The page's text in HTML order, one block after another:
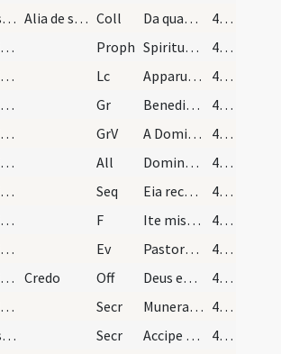
Dec/25/Anastasia/M2/Mass Propers
Alia de sancta Anastasia sub una conclusione. Coll Da quaesumus omnipotens Deus ut qui beatae Anastasiae martyris
43 (12r)
Dec/25/Nativitas/M2/Mass Propers
Proph Spiritus Domini super me
43 (12r)
Dec/25/Nativitas/M2/Mass Propers
Lc Apparuit benignitas et humanitas Salvatoris nostri Dei
44 (12v)
Dec/25/Nativitas/M2/Mass Propers
Gr Benedictus qui venit in nomine Domini
44 (12v)
Dec/25/Nativitas/M2/Mass Propers
GrV A Domino factum est istud
44 (12v)
Dec/25/Nativitas/M2/Mass Propers
All Dominus regnavit decorem induit
44 (12v)
Dec/25/Nativitas/M2/Mass Propers
Seq Eia recolamus
44 (12v)
Dec/25/Nativitas/Christmas Eve
F Ite missa est
45 (13r)
Dec/25/Nativitas/M2/Mass Propers
Ev Pastores loquebantur ad invicem
45 (13r)
Dec/25/Nativitas/M2/Mass Propers
Credo Off Deus enim firmavit orbem terrae
45 (13r)
Dec/25/Nativitas/M2/Mass Propers
Secr Munera nostra quaesumus Domine nativitatis hodiernae mysteriis
45 (13r)
Dec/25/Anastasia/M2/Mass Propers
Secr Accipe quaesumus Domine munera dignanter oblata
45 (13r)